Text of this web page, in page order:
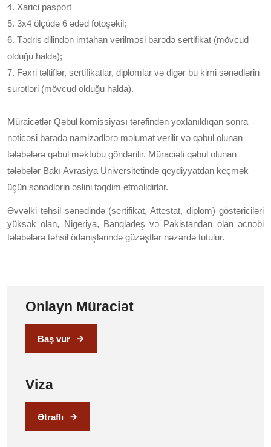
4. Xarici pasport
5. 3x4 ölçüdə 6 ədəd fotoşəkil;
6. Tədris dilindən imtahan verilməsi barədə sertifikat (mövcud
olduğu halda);
7. Fəxri təltiflər, sertifikatlar, diplomlar və digər bu kimi sənədlərin
surətləri (mövcud olduğu halda).
Müraicətlər Qəbul komissiyası tərəfindən yoxlanıldıqan sonra
nəticəsi barədə namizədlərə məlumat verilir və qəbul olunan
tələbələrə qəbul məktubu göndərilir. Müraciəti qəbul olunan
tələbələr Bakı Avrasiya Universitetində qeydiyyatdan keçmək
üçün sənədlərin əslini təqdim etməlidirlər.
Əvvəlki təhsil sənədində (sertifikat, Attestat, diplom) göstəriciləri
yüksək olan, Nigeriya, Banqladeş və Pakistandan olan əcnəbi
tələbələrə təhsil ödənişlərində güzəştlər nəzərdə tutulur.
Onlayn Müraciət
Baş vur
Viza
Ətraflı